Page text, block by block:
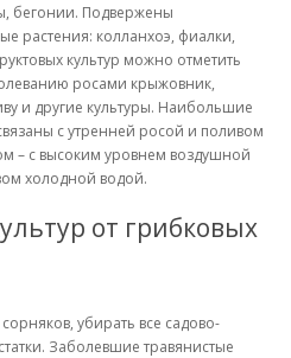
бегонии. Подвержены
растения: колланхоэ, фиалки,
культур можно отметить
росами крыжовник,
и другие культуры. Наибольшие
с утренней росой и поливом
– с высоким уровнем воздушной
холодной водой.
от грибковых
убирать все садово-
Заболевшие травянистые